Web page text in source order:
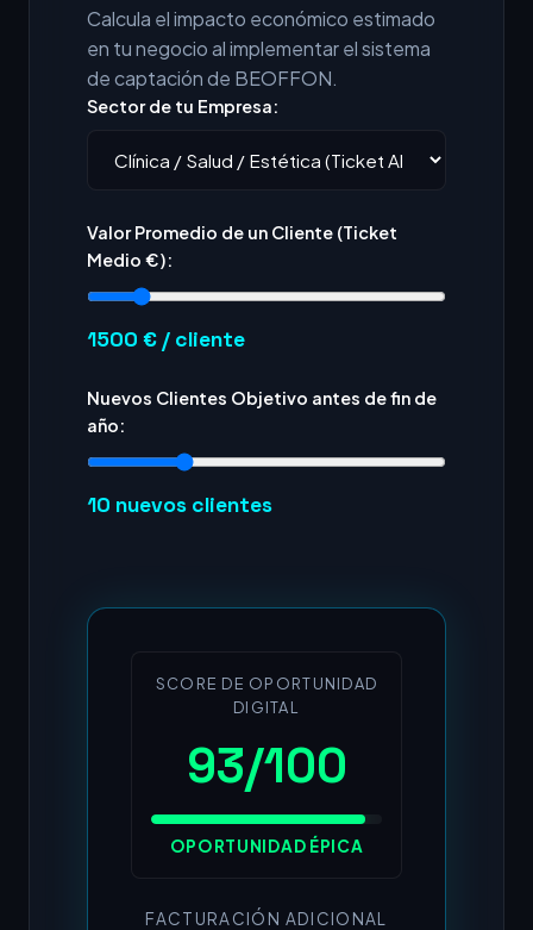
Calcula el impacto económico estimado
en tu negocio al implementar el sistema
de captación de BEOFFON.
Sector de tu Empresa:
Valor Promedio de un Cliente (Ticket
Medio €):
1500 € / cliente
Nuevos Clientes Objetivo antes de fin de
año:
10 nuevos clientes
SCORE DE OPORTUNIDAD
DIGITAL
93/100
OPORTUNIDAD ÉPICA
FACTURACIÓN ADICIONAL